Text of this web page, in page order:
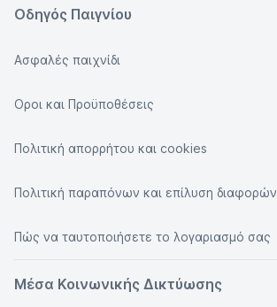
Οδηγός Παιγνίου
Ασφαλές παιχνίδι
Οροι και Προϋποθέσεις
Πολιτική απορρήτου και cookies
Πολιτική παραπόνων και επίλυση διαφορών
Πώς να ταυτοποιήσετε το λογαριασμό σας
Μέσα Κοινωνικής Δικτύωσης